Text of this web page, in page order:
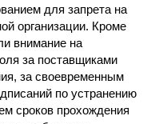
для запрета на
организации. Кроме
внимание на
за поставщиками
за своевременным
по устранению
сроков прохождения